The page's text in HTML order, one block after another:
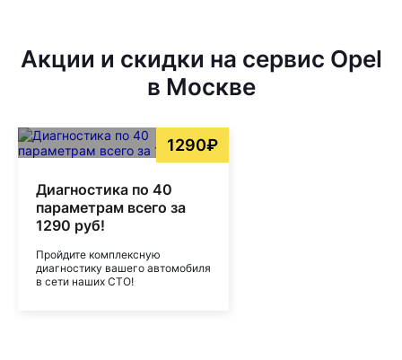
Акции и скидки на сервис Opel
в Москве
1290₽
Диагностика по 40
параметрам всего за
1290 руб!
Пройдите комплексную
диагностику вашего автомобиля
в сети наших СТО!